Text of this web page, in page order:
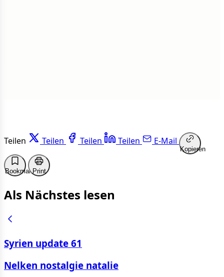
Teilen Teilen Teilen Teilen E-Mail
Kopieren
BookmarkPrint
Als Nächstes lesen
Syrien update 61
Nelken nostalgie natalie